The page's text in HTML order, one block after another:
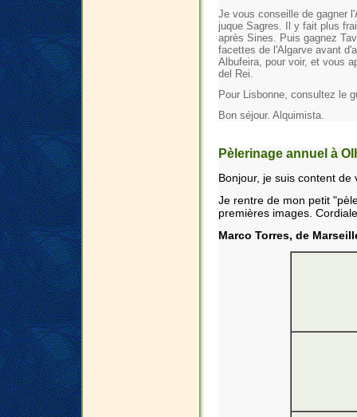
Je vous conseille de gagner
juque Sagres. Il y fait plus
après Sines. Puis gagnez
facettes de l'Algarve avant
Albufeira, pour voir, et vous
del Rei.
Pour Lisbonne, consultez le
Bon séjour. Alquimista.
Pèlerinage annuel à
Bonjour, je suis content de
Je rentre de mon petit
premières images.
Marco Torres, de